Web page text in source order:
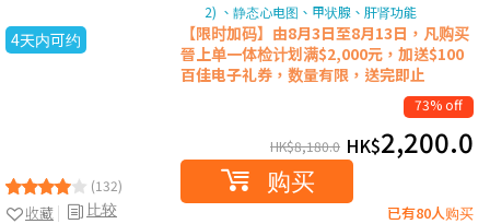
4天内可约
(132)
比较
收藏
2) 、静态心电图、甲状腺、肝肾功能
【限时加码】由8月3日至8月13日，凡购买
晉上单一体检计划满$2,000元，加送$100
百佳电子礼券，数量有限，送完即止
73% off
HK$8,180.0 HK$2,200.0
购买
已有80人购买